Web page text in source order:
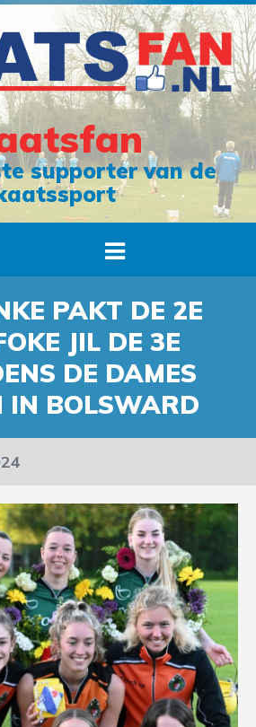
supporter van de
PAKT DE 2E
JIL DE 3E
DE DAMES
IN BOLSWARD